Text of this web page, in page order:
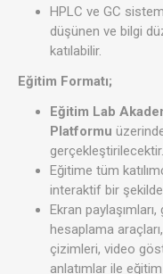
HPLC ve GC
düşünen ve bilgi
katılabilir.
Eğitim Formatı;
Eğitim Lab
Platformu
gerçekleştirilecektir.
Eğitime tüm
interaktif bir şekilde
Ekran
hesaplama
çizimleri, video
anlatımlar ile